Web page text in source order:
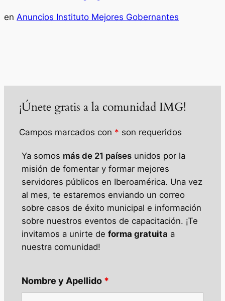
en Anuncios Instituto Mejores Gobernantes
¡Únete gratis a la comunidad IMG!
Campos marcados con * son requeridos
Ya somos más de 21 países unidos por la
misión de fomentar y formar mejores
servidores públicos en Iberoamérica. Una vez
al mes, te estaremos enviando un correo
sobre casos de éxito municipal e información
sobre nuestros eventos de capacitación. ¡Te
invitamos a unirte deforma gratuita a
nuestra comunidad!
Nombre y Apellido *